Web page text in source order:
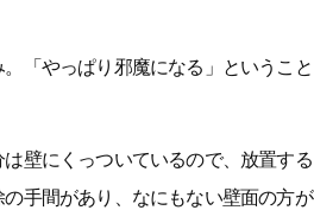
「やっぱり邪魔になる」ということ
壁にくっついているので、放置する
手間があり、なにもない壁面の方が